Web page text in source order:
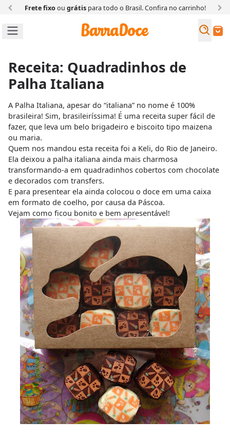
Frete fixoou grátispara todo o Brasil. Confira no carrinho!
Buscar
Receita: Quadradinhos de
Palha Italiana
A Palha Italiana, apesar do “italiana” no nome é 100%
brasileira! Sim, brasileiríssima! É uma receita super fácil de
fazer, que leva um belo brigadeiro e biscoito tipo maizena
ou maria.
Quem nos mandou esta receita foi a Keli, do Rio de Janeiro.
Ela deixou a palha italiana ainda mais charmosa
transformando-a em quadradinhos cobertos com chocolate
e decorados com transfers.
E para presentear ela ainda colocou o doce em uma caixa
em formato de coelho, por causa da Páscoa.
Vejam como ficou bonito e bem apresentável!